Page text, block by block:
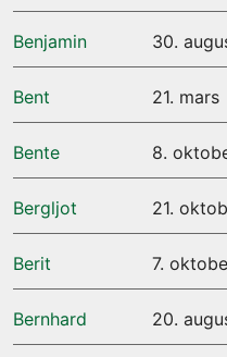
Benjamin 30.
Bent 21. mars
Bente 8.
Bergljot 21.
Berit 7.
Bernhard 20.